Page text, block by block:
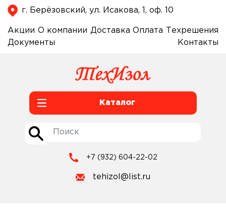
г. Берёзовский, ул. Исакова, 1, оф. 10
Акции О компании Доставка Оплата
Техрешения
Документы
Контакты
Каталог
+7 (932) 604-22-02
tehizol@list.ru